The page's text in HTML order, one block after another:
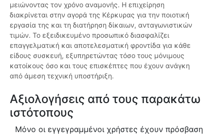
μειώνοντας τον χρόνο αναμονής. Η επιχείρηση
διακρίνεται στην αγορά της Κέρκυρας για την ποιοτική
εργασία της και τη διατήρηση δίκαιων, ανταγωνιστικών
τιμών. Το εξειδικευμένο προσωπικό διασφαλίζει
επαγγελματική και αποτελεσματική φροντίδα για κάθε
είδους συσκευή, εξυπηρετώντας τόσο τους μόνιμους
κατοίκους όσο και τους επισκέπτες που έχουν ανάγκη
από άμεση τεχνική υποστήριξη.
Αξιολογήσεις από τους παρακάτω
ιστότοπους
Μόνο οι εγγεγραμμένοι χρήστες έχουν πρόσβαση